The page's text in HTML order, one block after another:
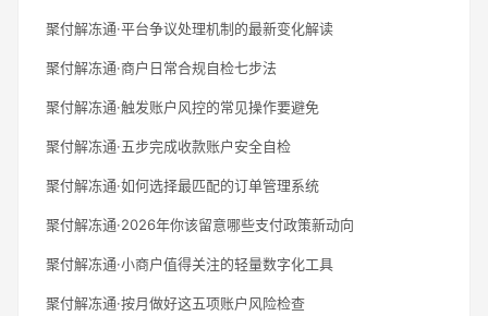
聚付解冻通·平台争议处理机制的最新变化解读
聚付解冻通·商户日常合规自检七步法
聚付解冻通·触发账户风控的常见操作要避免
聚付解冻通·五步完成收款账户安全自检
聚付解冻通·如何选择最匹配的订单管理系统
聚付解冻通·2026年你该留意哪些支付政策新动向
聚付解冻通·小商户值得关注的轻量数字化工具
聚付解冻通·按月做好这五项账户风险检查